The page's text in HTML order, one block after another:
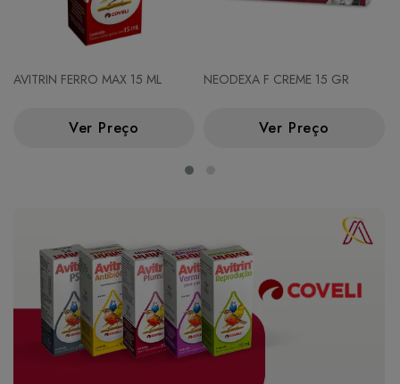
AVITRIN FERRO MAX 15 ML
Ver Preço
NEODEXA F CREME 15 GR
Ver Preço